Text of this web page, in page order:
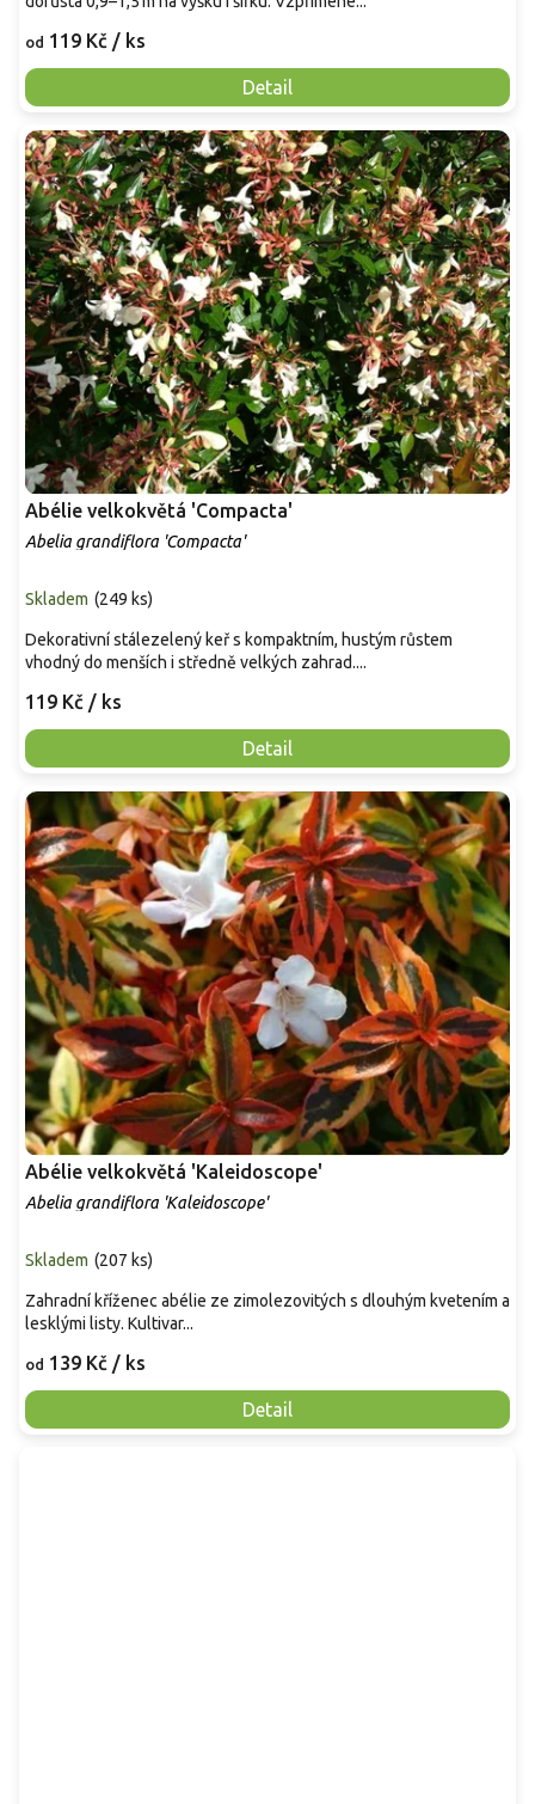
od 119 Kč / ks
Detail
Abélie velkokvětá 'Compacta'
Abelia grandiflora 'Compacta'
Skladem (249 ks)
119 Kč / ks
Detail
Dekorativní stálezelený keř s kompaktním, hustým růstem
vhodný do menších i středně velkých zahrad....
Abélie velkokvětá 'Kaleidoscope'
Abelia grandiflora 'Kaleidoscope'
Skladem (207 ks)
od 139 Kč / ks
Detail
Zahradní kříženec abélie ze zimolezovitých s dlouhým kvetením a
lesklými listy. Kultivar...